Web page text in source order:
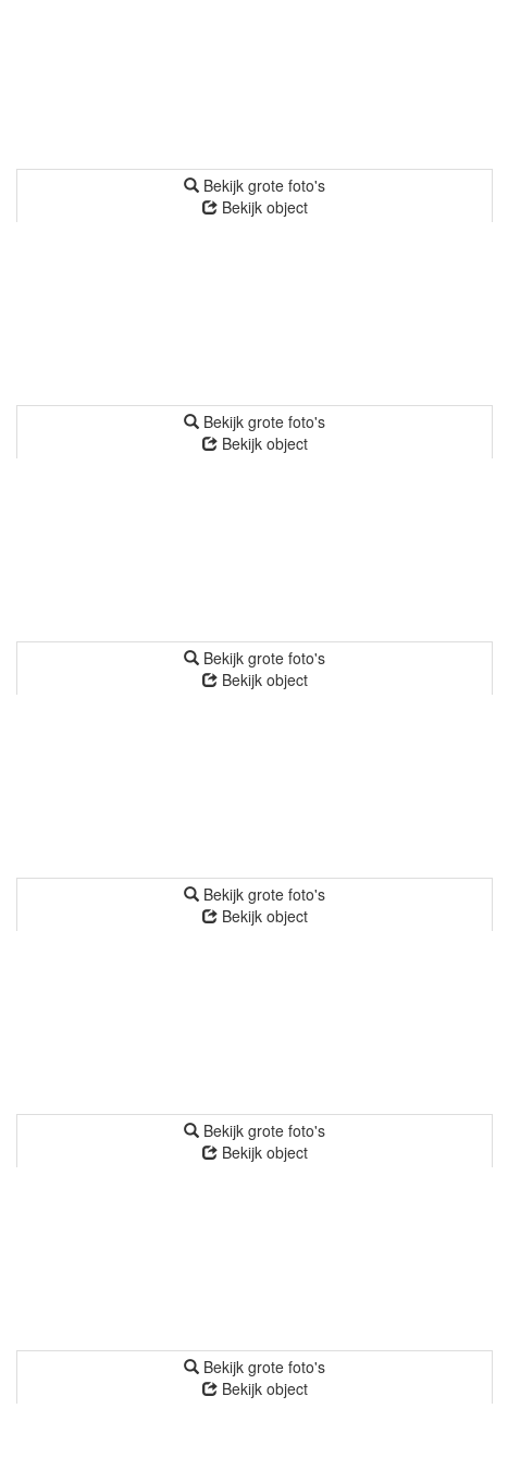
Bekijk grote foto's
Bekijk object
Bekijk grote foto's
Bekijk object
Bekijk grote foto's
Bekijk object
Bekijk grote foto's
Bekijk object
Bekijk grote foto's
Bekijk object
Bekijk grote foto's
Bekijk object